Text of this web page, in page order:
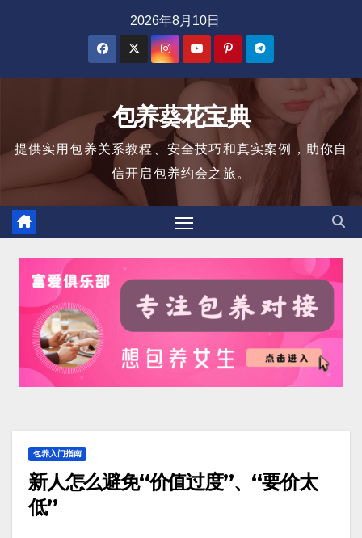
2026年8月10日
包养葵花宝典
提供实用包养关系教程、安全技巧和真实案例，助你自
信开启包养约会之旅。
包养入门指南
新人怎么避免“价值过度”、“要价太
低”